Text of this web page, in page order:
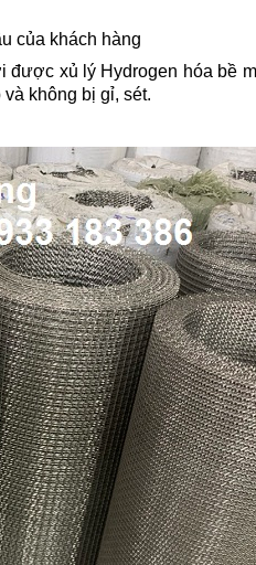
của khách hàng
xủ lý Hydrogen hóa bề
không bị gỉ, sét.